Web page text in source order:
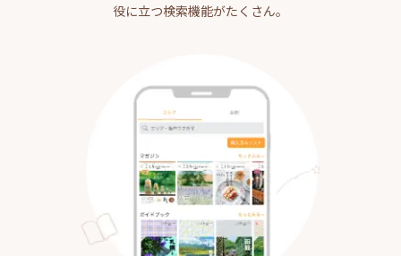
役に立つ検索機能がたくさん。